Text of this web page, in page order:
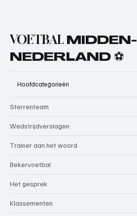
VOETBAL MIDDEN-
NEDERLAND ⚽
Hoofdcategorieën
Sterrenteam
Wedstrijdverslagen
Trainer aan het woord
Bekervoetbal
Het gesprek
Klassementen